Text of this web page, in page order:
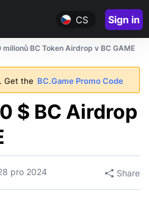
CS Sign in
milionů BC Token Airdrop v BC GAME
Get the BC.Game Promo Code
$ BC Airdrop
pro 2024 Share